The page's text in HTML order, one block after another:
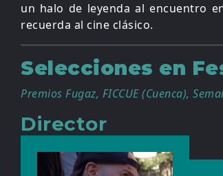
un halo de leyenda al encuentro
recuerda al cine clásico.
Selecciones en
Premios Fugaz, FICCUE (Cuenca),
Director